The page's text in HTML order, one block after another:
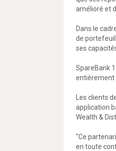
amélioré et
Dans le
de
ses
SpareBank
entièrement
Les clients
application
Wealth &
"Ce
en toute